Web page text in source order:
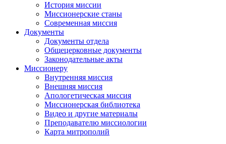
История миссии
Миссионерские станы
Современная миссия
Документы
Документы отдела
Общецерковные документы
Законодательные акты
Миссионеру
Внутренняя миссия
Внешняя миссия
Апологетическая миссия
Миссионерская библиотека
Видео и другие материалы
Преподавателю миссиологии
Карта митрополий